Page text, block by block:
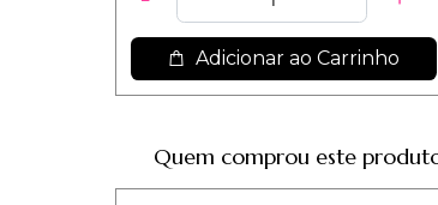
Adicionar ao Carrinho
Quem comprou este